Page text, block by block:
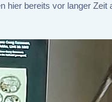
hier bereits vor langer